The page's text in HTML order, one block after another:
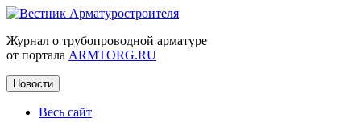
Журнал о трубопроводной арматуре
от портала ARMTORG.RU
Новости
Весь сайт